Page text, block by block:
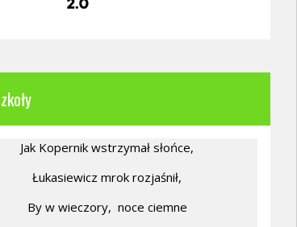
Jak Kopernik wstrzymał słońce,
Łukasiewicz mrok rozjaśnił,
By w wieczory, noce ciemne